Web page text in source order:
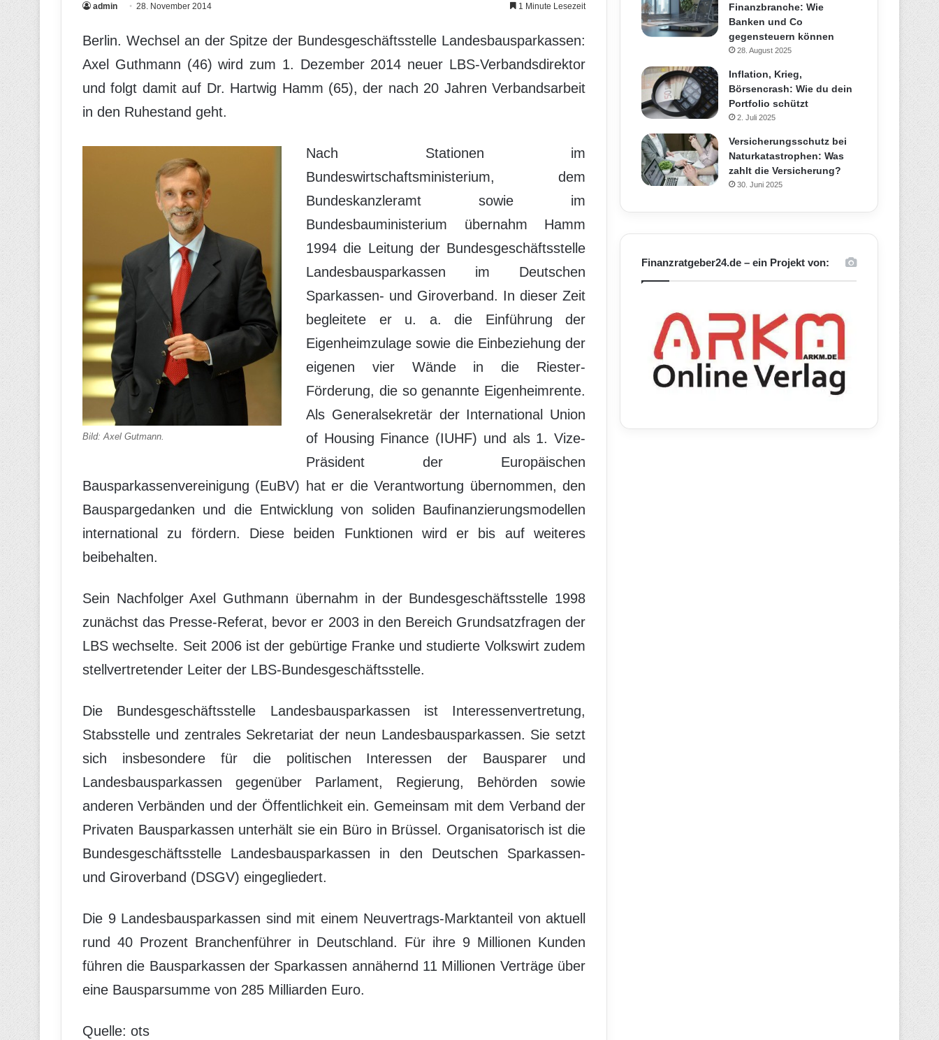
admin 28. November 2014 1 Minute Lesezeit
Berlin. Wechsel an der Spitze der Bundesgeschäftsstelle Landesbausparkassen:
Axel Guthmann (46) wird zum 1. Dezember 2014 neuer LBS-Verbandsdirektor
und folgt damit auf Dr. Hartwig Hamm (65), der nach 20 Jahren Verbandsarbeit
in den Ruhestand geht.
Bild: Axel Gutmann.
Nach Stationen im
Bundeswirtschaftsministerium, dem
Bundeskanzleramt sowie im
Bundesbauministerium übernahm Hamm
1994 die Leitung der Bundesgeschäftsstelle
Landesbausparkassen im Deutschen
Sparkassen- und Giroverband. In dieser Zeit
begleitete er u. a. die Einführung der
Eigenheimzulage sowie die Einbeziehung der
eigenen vier Wände in die Riester-
Förderung, die so genannte Eigenheimrente.
Als Generalsekretär der International Union
of Housing Finance (IUHF) und als 1. Vize-
Präsident der Europäischen
Bausparkassenvereinigung (EuBV) hat er die Verantwortung übernommen, den
Bauspargedanken und die Entwicklung von soliden Baufinanzierungsmodellen
international zu fördern. Diese beiden Funktionen wird er bis auf weiteres
beibehalten.
Sein Nachfolger Axel Guthmann übernahm in der Bundesgeschäftsstelle 1998
zunächst das Presse-Referat, bevor er 2003 in den Bereich Grundsatzfragen der
LBS wechselte. Seit 2006 ist der gebürtige Franke und studierte Volkswirt zudem
stellvertretender Leiter der LBS-Bundesgeschäftsstelle.
Die Bundesgeschäftsstelle Landesbausparkassen ist Interessenvertretung,
Stabsstelle und zentrales Sekretariat der neun Landesbausparkassen. Sie setzt
sich insbesondere für die politischen Interessen der Bausparer und
Landesbausparkassen gegenüber Parlament, Regierung, Behörden sowie
anderen Verbänden und der Öffentlichkeit ein. Gemeinsam mit dem Verband der
Privaten Bausparkassen unterhält sie ein Büro in Brüssel. Organisatorisch ist die
Bundesgeschäftsstelle Landesbausparkassen in den Deutschen Sparkassen-
und Giroverband (DSGV) eingegliedert.
Die 9 Landesbausparkassen sind mit einem Neuvertrags-Marktanteil von aktuell
rund 40 Prozent Branchenführer in Deutschland. Für ihre 9 Millionen Kunden
führen die Bausparkassen der Sparkassen annähernd 11 Millionen Verträge über
eine Bausparsumme von 285 Milliarden Euro.
Quelle: ots
Finanzbranche: Wie
Banken und Co
gegensteuern können
28. August 2025
Inflation, Krieg,
Börsencrash: Wie du dein
Portfolio schützt
2. Juli 2025
Versicherungsschutz bei
Naturkatastrophen: Was
zahlt die Versicherung?
30. Juni 2025
Finanzratgeber24.de – ein Projekt von: